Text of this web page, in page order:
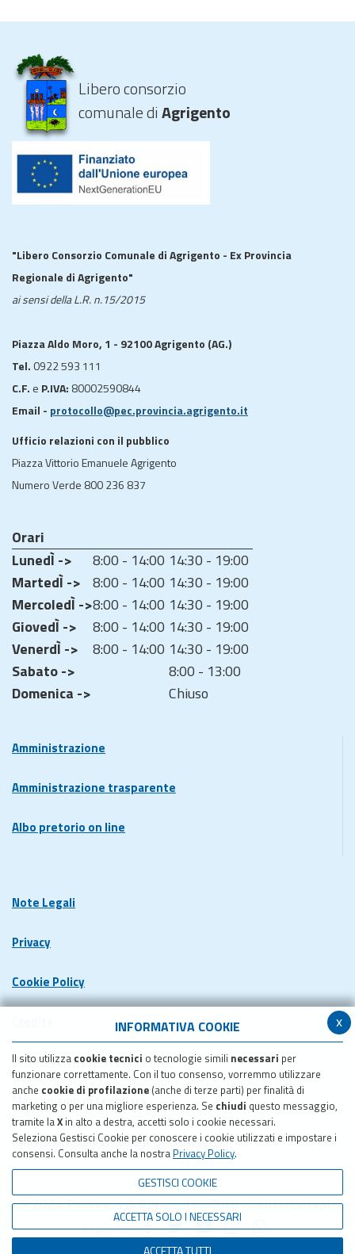
x
INFORMATIVA COOKIE
Il sito utilizza cookie tecnici o tecnologie simili necessari per
funzionare correttamente. Con il tuo consenso, vorremmo utilizzare
anche cookie di profilazione (anche di terze parti) per finalità di
marketing o per una migliore esperienza. Se chiudi questo messaggio,
tramite laX in alto a destra, accetti solo i cookie necessari.
Seleziona Gestisci Cookie per conoscere i cookie utilizzati e impostare i
consensi. Consulta anche la nostra Privacy Policy.
GESTISCI COOKIE
ACCETTA SOLO I NECESSARI
ACCETTA TUTTI
Libero consorzio
comunale diAgrigento
"Libero Consorzio Comunale di Agrigento - Ex Provincia
Regionale di Agrigento"
ai sensi della L.R. n.15/2015
Piazza Aldo Moro, 1 - 92100 Agrigento (AG.)
Tel. 0922 593 111
C.F. e P.IVA: 80002590844
Email - protocollo@pec.provincia.agrigento.it
Ufficio relazioni con il pubblico
Piazza Vittorio Emanuele Agrigento
Numero Verde 800 236 837
Orari
LunedÌ ->
8:00 - 14:00 14:30 - 19:00
MartedÌ -> 8:00 - 14:00 14:30 - 19:00
MercoledÌ ->8:00 - 14:00 14:30 - 19:00
GiovedÌ ->
8:00 - 14:00 14:30 - 19:00
VenerdÌ ->
8:00 - 14:00 14:30 - 19:00
Sabato ->
8:00 - 13:00
Domenica ->
Chiuso
Amministrazione
Amministrazione trasparente
Albo pretorio on line
Note Legali
Privacy
Cookie Policy
Dichiarazione di accessibilita'
Meccanismo di feedback
Pubblicazione obiettivi di accessibilita'
© 2024 Provincia di Agrigento - Tutti i diritti riservati
Seguici su: